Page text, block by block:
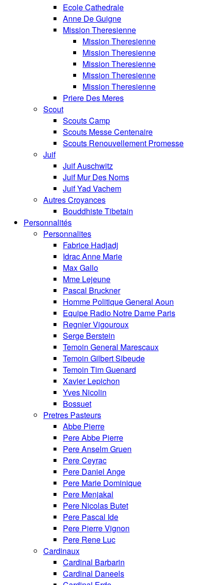
Ecole Cathedrale
Anne De Guigne
Mission Theresienne
Mission Theresienne
Mission Theresienne
Mission Theresienne
Mission Theresienne
Mission Theresienne
Priere Des Meres
Scout
Scouts Camp
Scouts Messe Centenaire
Scouts Renouvellement Promesse
Juif
Juif Auschwitz
Juif Mur Des Noms
Juif Yad Vachem
Autres Croyances
Bouddhiste Tibetain
Personnalités
Personnalites
Fabrice Hadjadj
Idrac Anne Marie
Max Gallo
Mme Lejeune
Pascal Bruckner
Homme Politique General Aoun
Equipe Radio Notre Dame Paris
Regnier Vigouroux
Serge Berstein
Temoin General Marescaux
Temoin Gilbert Sibeude
Temoin Tim Guenard
Xavier Lepichon
Yves Nicolin
Bossuet
Pretres Pasteurs
Abbe Pierre
Pere Abbe Pierre
Pere Anselm Gruen
Pere Ceyrac
Pere Daniel Ange
Pere Marie Dominique
Pere Menjakal
Pere Nicolas Butet
Pere Pascal Ide
Pere Pierre Vignon
Pere Rene Luc
Cardinaux
Cardinal Barbarin
Cardinal Daneels